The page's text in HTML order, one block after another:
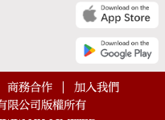
商務合作
加入我們
限公司版權所有